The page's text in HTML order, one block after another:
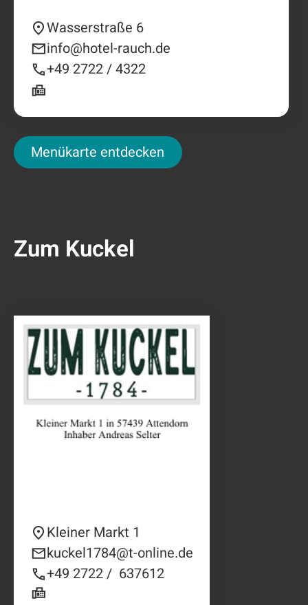
Wasserstraße 6
info@hotel-rauch.de
+49 2722 / 4322
Menükarte entdecken
Menükarte entdecken
Zum Kuckel
Kleiner Markt 1
kuckel1784@t-online.de
+49 2722 / 637612